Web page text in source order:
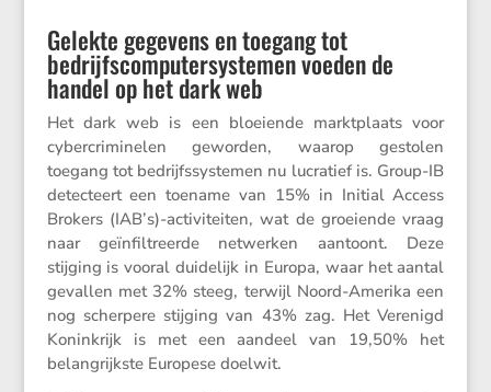
Gelekte gegevens en toegang tot
bedrijfscomputersystemen voeden de
handel op het dark web
Het dark web is een bloei­ende markt­plaats voor
cyber­cri­mi­nelen geworden, waarop gestolen
toegang tot bedrijfs­sys­temen nu lucra­tief is. Group-IB
detec­teert een toename van 15% in Initial Access
Brokers (IAB’s)-activiteiten, wat de groei­ende vraag
naar geïnfil­treerde netwerken aantoont. Deze
stijging is vooral duide­lijk in Europa, waar het aantal
gevallen met 32% steeg, terwijl Noord-Amerika een
nog scher­pere stijging van 43% zag. Het Verenigd
Konink­rijk is met een aandeel van 19,50% het
belang­rijkste Europese doelwit.